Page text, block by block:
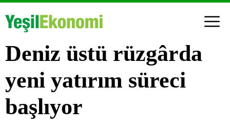
Deniz üstü rüzgârda
yeni yatırım süreci
başlıyor